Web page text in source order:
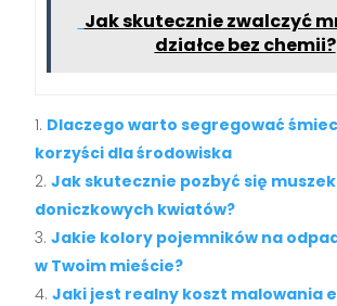
Jak skutecznie zwalczyć
działce bez chemii?
Dlaczego warto segregować
korzyści dla środowiska
Jak skutecznie pozbyć się
doniczkowych kwiatów?
Jakie kolory pojemników na
w Twoim mieście?
Jaki jest realny koszt malowania